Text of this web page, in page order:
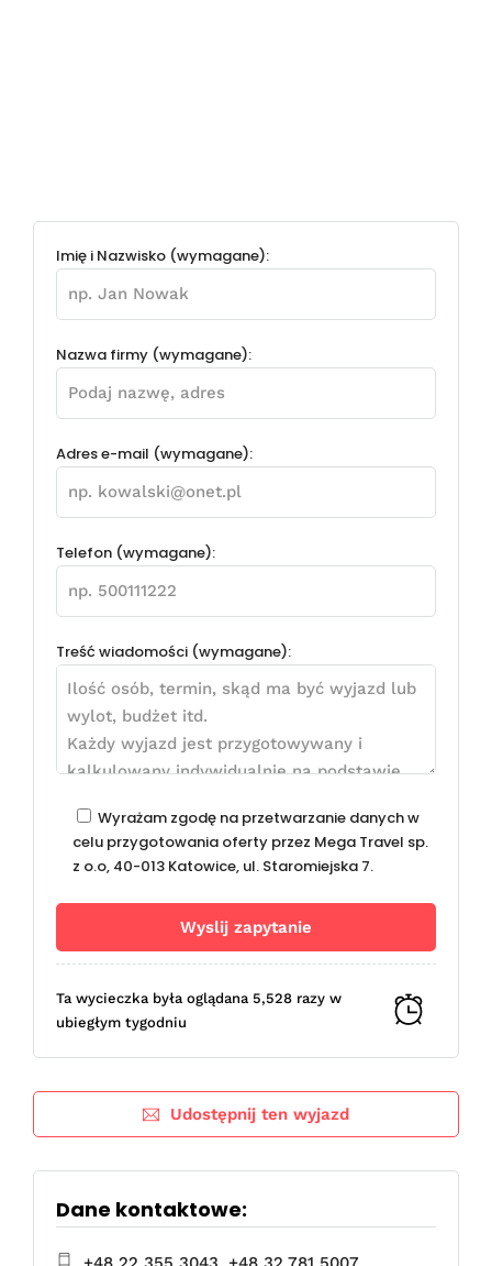
Imię i Nazwisko (wymagane):
Nazwa firmy (wymagane):
Adres e-mail (wymagane):
Telefon (wymagane):
Treść wiadomości (wymagane):
Wyrażam zgodę na przetwarzanie danych w
celu przygotowania oferty przez Mega Travel sp.
z o.o, 40-013 Katowice, ul. Staromiejska 7.
Ta wycieczka była oglądana 5,528 razy w
ubiegłym tygodniu
Udostępnij ten wyjazd
Dane kontaktowe: